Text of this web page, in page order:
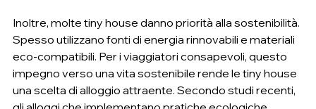
Inoltre, molte tiny house danno priorità alla sostenibilità.
Spesso utilizzano fonti di energia rinnovabili e materiali
eco-compatibili. Per i viaggiatori consapevoli, questo
impegno verso una vita sostenibile rende le tiny house
una scelta di alloggio attraente. Secondo studi recenti,